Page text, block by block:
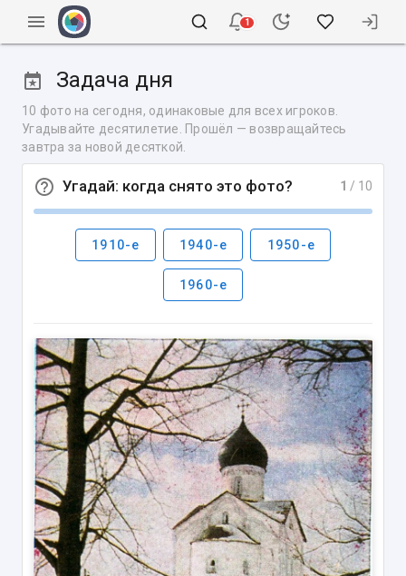
1
Задача дня
10 фото на сегодня, одинаковые для всех игроков.
Угадывайте десятилетие. Прошёл — возвращайтесь
завтра за новой десяткой.
Угадай: когда снято это фото? 1 / 10
1910-е 1940-е 1950-е
1960-е